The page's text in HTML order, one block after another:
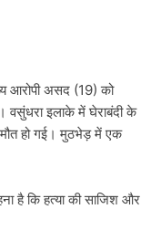
आरोपी असद (19) को
वसुंधरा इलाके में घेराबंदी के
हो गई। मुठभेड़ में एक
है कि हत्या की साजिश और